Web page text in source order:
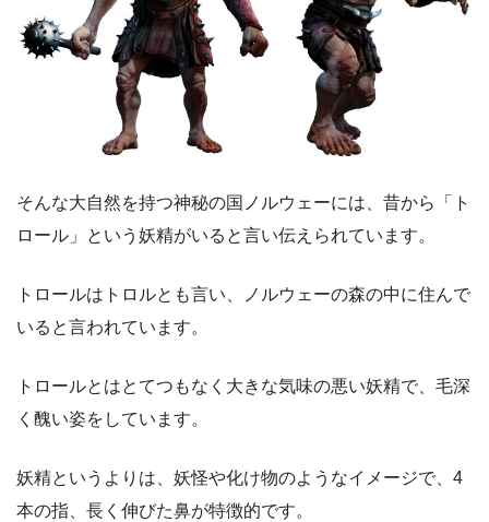
そんな大自然を持つ神秘の国ノルウェーには、昔から「ト
ロール」という妖精がいると言い伝えられています。
トロールはトロルとも言い、ノルウェーの森の中に住んで
いると言われています。
トロールとはとてつもなく大きな気味の悪い妖精で、毛深
く醜い姿をしています。
妖精というよりは、妖怪や化け物のようなイメージで、4
本の指、長く伸びた鼻が特徴的です。